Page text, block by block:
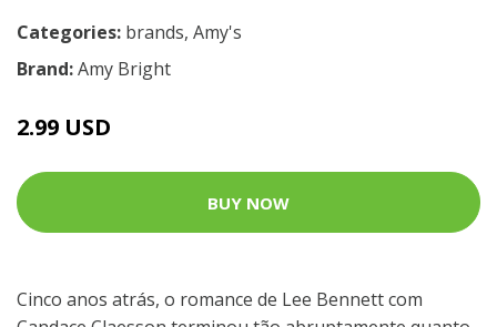
Categories: brands, Amy's
Brand:Amy Bright
2.99 USD
BUY NOW
Cinco anos atrás, o romance de Lee Bennett com